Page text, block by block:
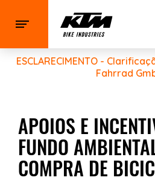
ESCLARECIMENTO -
Fahrrad
APOIOS E
FUNDO
COMPRA DE